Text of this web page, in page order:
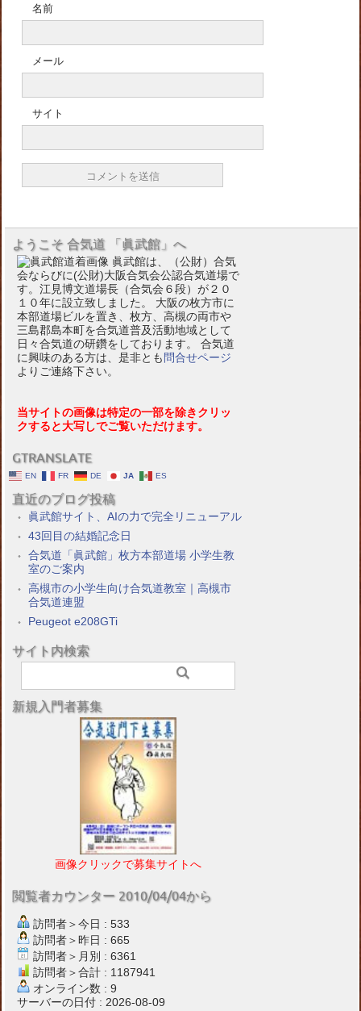
名前
メール
サイト
ようこそ 合気道 「眞武館」へ
眞武館は、（公財）合気
会ならびに(公財)大阪合気会公認合気道場で
す。江見博文道場長（合気会６段）が２０
１０年に設立致しました。 大阪の枚方市に
本部道場ビルを置き、枚方、高槻の両市や
三島郡島本町を合気道普及活動地域として
日々合気道の研鑽をしております。 合気道
に興味のある方は、是非とも 問合せページ
よりご連絡下さい。
当サイトの画像は特定の一部を除きクリッ
クすると大写しでご覧いただけます。
GTRANSLATE
EN FR DE JA ES
直近のブログ投稿
眞武館サイト、AIの力で完全リニューアル
43回目の結婚記念日
合気道「眞武館」枚方本部道場 小学生教
室のご案内
高槻市の小学生向け合気道教室｜高槻市
合気道連盟
Peugeot e208GTi
サイト内検索
新規入門者募集
画像クリックで募集サイトへ
閲覧者カウンター 2010/04/04から
訪問者＞今日 : 533
訪問者＞昨日 : 665
訪問者＞月別 : 6361
訪問者＞合計 : 1187941
オンライン数 : 9
サーバーの日付 : 2026-08-09